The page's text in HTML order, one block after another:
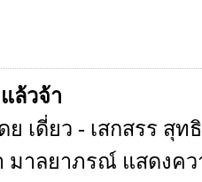
ล้วจ้า
เดี่ยว - เสกสรร สุ
มาลยาภรณ์ แสดงคว